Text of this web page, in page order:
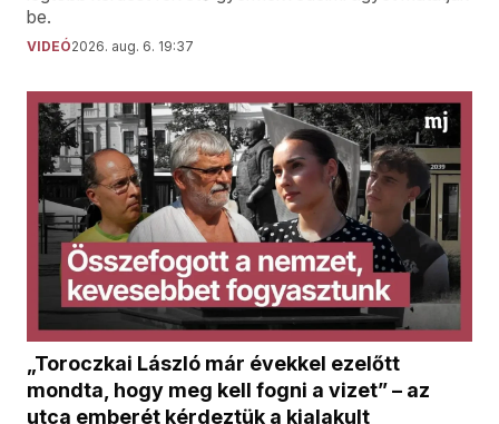
be.
VIDEÓ2026. aug. 6. 19:37
„Toroczkai László már évekkel ezelőtt
mondta, hogy meg kell fogni a vizet” – az
utca emberét kérdeztük a kialakult